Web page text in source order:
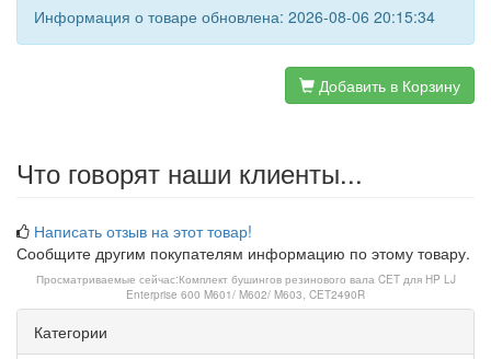
Информация о товаре обновлена: 2026-08-06 20:15:34
Добавить в Корзину
Что говорят наши клиенты...
Написать отзыв на этот товар!
Сообщите другим покупателям информацию по этому товару.
Просматриваемые сейчас:Комплект бушингов резинового вала CET для HP LJ
Enterprise 600 M601/ M602/ M603, CET2490R
Категории